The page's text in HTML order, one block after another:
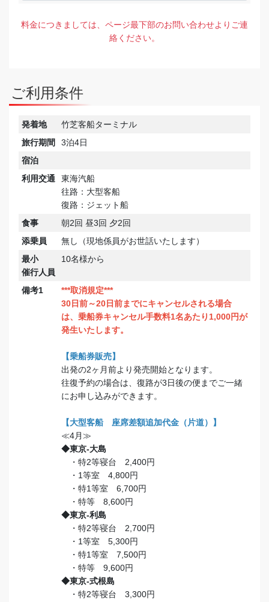
料金につきましては、ページ最下部のお問い合わせよりご連
絡ください。
ご利用条件
発着地
竹芝客船ターミナル
旅行期間
3泊4日
宿泊
利用交通
東海汽船
往路：大型客船
復路：ジェット船
食事
朝2回 昼3回 夕2回
添乗員
無し（現地係員がお世話いたします）
最小
催行人員
10名様から
備考1
***取消規定***
30日前～20日前までにキャンセルされる場合
は、乗船券キャンセル手数料1名あたり1,000円が
発生いたします。
【乗船券販売】
出発の2ヶ月前より発売開始となります。
往復予約の場合は、復路が3日後の便までご一緒
にお申し込みができます。
【大型客船 座席差額追加代金（片道）】
≪4月≫
◆東京-大島
・特2等寝台 2,400円
・1等室 4,800円
・特1等室 6,700円
・特等 8,600円
◆東京-利島
・特2等寝台 2,700円
・1等室 5,300円
・特1等室 7,500円
・特等 9,600円
◆東京-式根島
・特2等寝台 3,300円